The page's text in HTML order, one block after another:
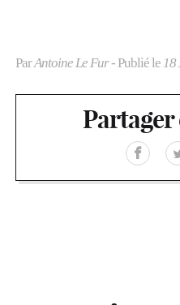
ParAntoine Le Fur- Publié le 18